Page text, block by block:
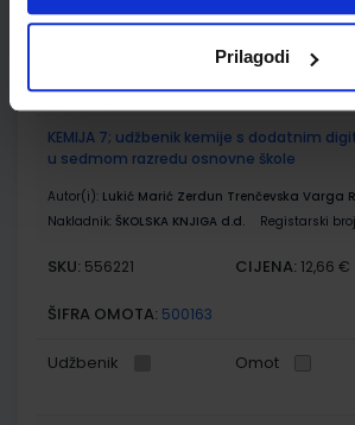
Prilagodi
ŠIFRA OMOTA:500167
Omot
KEMIJA 7; udžbenik kemije s dodatnim
u sedmom razredu osnovne škole
Autor(i): Lukić Marić Zerdun Trenčevska Varga
Nakladnik: ŠKOLSKA KNJIGA d.d. Registarski
SKU: 556221 CIJENA: 12,66 €
ŠIFRA OMOTA: 500163
Udžbenik Omot